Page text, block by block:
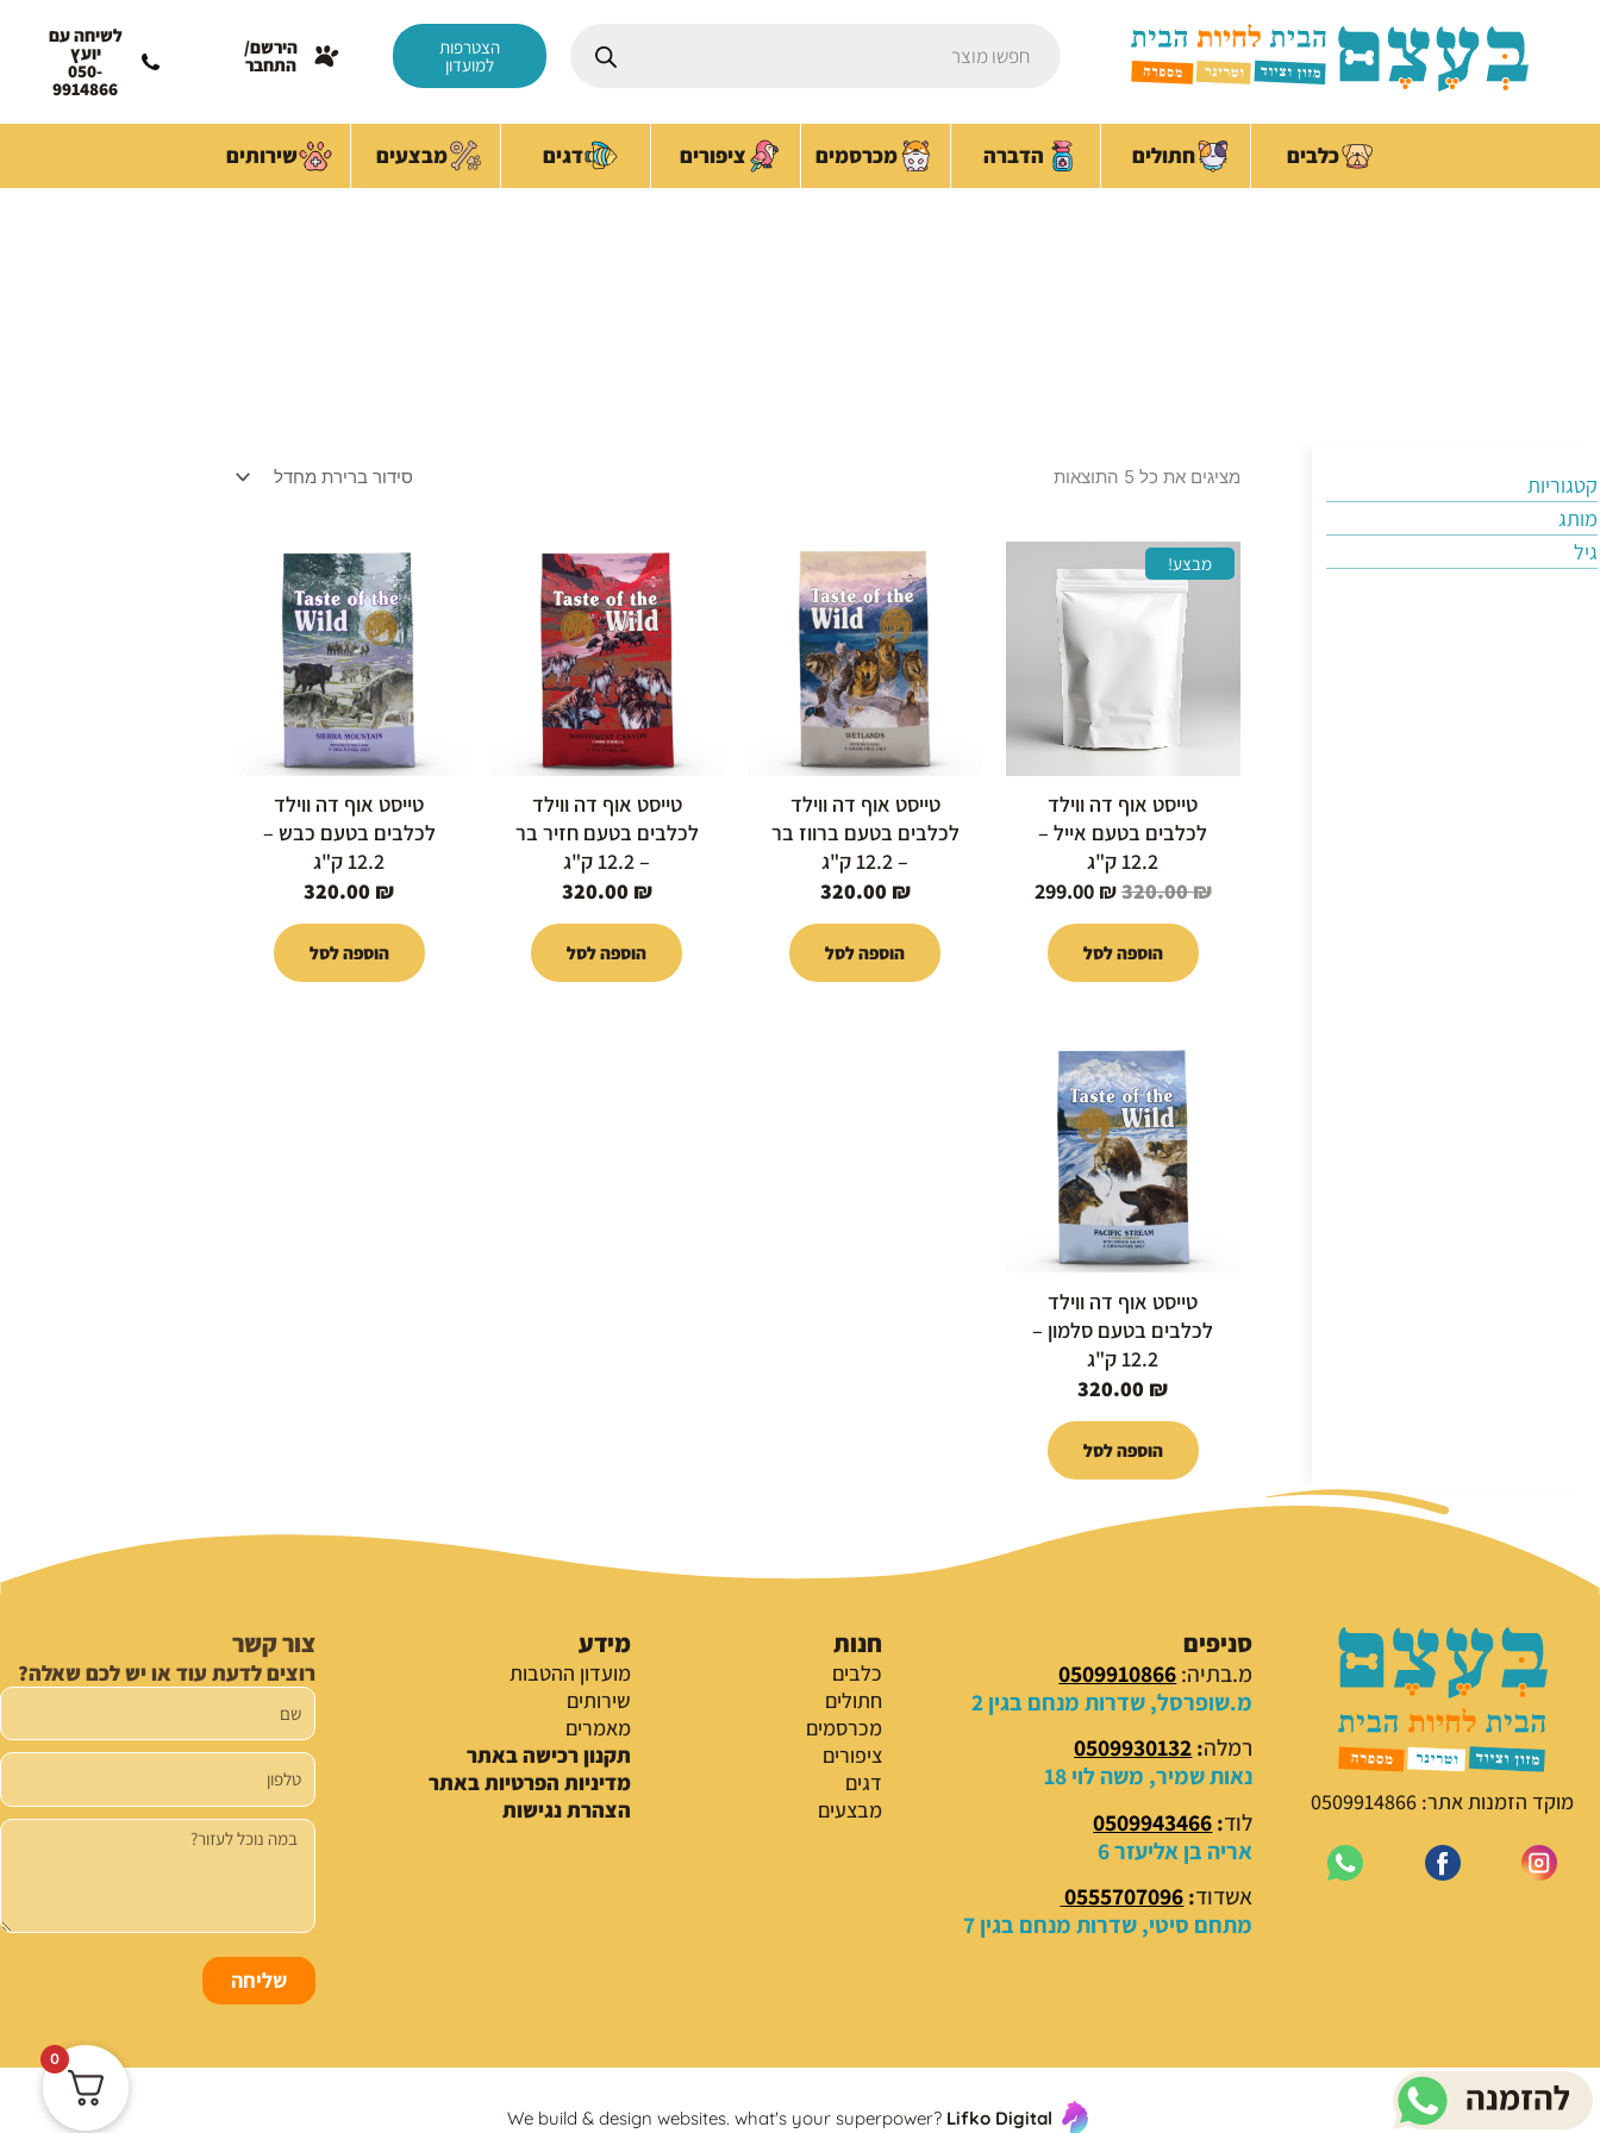
הצטרפות
למועדון
הירשם/
התחבר
לשיחה עם
יועץ
050-
9914866
כלבים חתולים הדברה מכרסמים ציפורים דגים מבצעים שירותים
קטגוריות
מותג
גיל
מציגים את כל ⁦5⁩ התוצאות
מבצע!
טייסט אוף דה ווילד
לכלבים בטעם אייל –
12.2 ק"ג
320.00₪
המקורי
היה:
320.00 ₪.
299.00 ₪
הוספה לסל
טייסט אוף דה ווילד
לכלבים בטעם ברווז בר
– 12.2 ק"ג
320.00 ₪
הוספה לסל
טייסט אוף דה ווילד
לכלבים בטעם חזיר בר
– 12.2 ק"ג
320.00 ₪
הוספה לסל
טייסט אוף דה ווילד
לכלבים בטעם כבש –
12.2 ק"ג
320.00 ₪
הוספה לסל
טייסט אוף דה ווילד
לכלבים בטעם סלמון –
12.2 ק"ג
320.00 ₪
הוספה לסל
מוקד הזמנות אתר: 0509914866
סניפים
מ.בתיה:0509910866
מ.שופרסל, שדרות מנחם בגין 2
רמלה:
0509930132
נאות שמיר, משה לוי 18
לוד:
0509943466
אריה בן אליעזר 6
אשדוד:
0555707096
מתחם סיטי, שדרות מנחם בגין 7
חנות
כלבים
חתולים
מכרסמים
ציפורים
דגים
מבצעים
מידע
מועדון ההטבות
שירותים
מאמרים
תקנון רכישה באתר
מדיניות הפרטיות באתר
הצהרת נגישות
צור קשר
רוצים לדעת עוד או יש לכם שאלה?
שם
טלפון
הודעה
שליחה
We build & design websites. what's your superpower? Lifko Digital
0